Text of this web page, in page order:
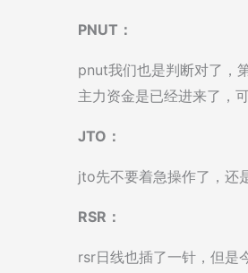
PNUT：
pnut我们也是判断对了，
主力资金是已经进来了，
JTO：
jto先不要着急操作了，还
RSR：
rsr日线也插了一针，但是